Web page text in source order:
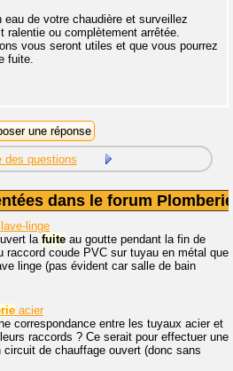
eau de votre chaudière et surveillez
ou complètement arrêtée.
vous seront utiles et que vous pourrez
fuite.
des questions
dans le forum Plomberie
linge
la fuite au goutte pendant la fin de
raccord coude PVC sur tuyau en métal que
linge (pas évident car salle de bain
acier
correspondance entre les tuyaux acier et
raccords ? Ce serait pour effectuer une
de chauffage ouvert (donc sans